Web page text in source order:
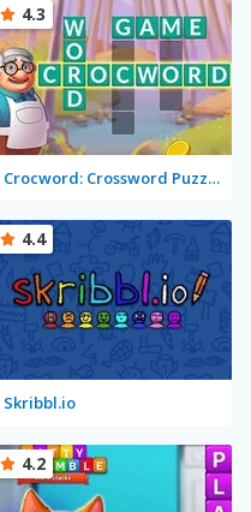
Crocword: Crossword Puzzle Game
4.3
Skribbl.io
4.4
4.2